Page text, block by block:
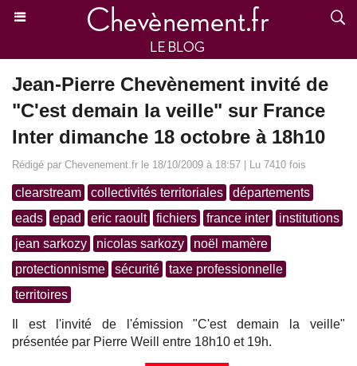
Jean-Pierre Chevènement invité de
"C'est demain la veille" sur France
Inter dimanche 18 octobre à 18h10
Rédigé par Chevenement.fr le 18/10/2009 à 18:57 | Lu 7410 fois
clearstream collectivités territoriales
départements
eads
epad eric raoult fichiers france inter
institutions
jean sarkozy
nicolas sarkozy
noël mamère
protectionnisme
sécurité
taxe professionnelle
territoires
Il est l'invité de l'émission "C'est demain la veille"
présentée par Pierre Weill entre 18h10 et 19h.